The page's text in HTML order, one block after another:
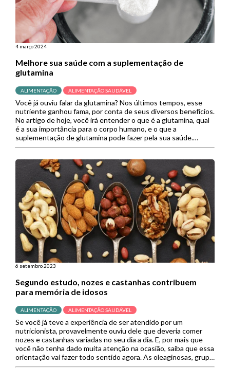
4 março 2024
Melhore sua saúde com a suplementação de
glutamina
ALIMENTAÇÃO ALIMENTAÇÃO SAUDÁVEL
Você já ouviu falar da glutamina? Nos últimos tempos, esse
nutriente ganhou fama, por conta de seus diversos benefícios.
No artigo de hoje, você irá entender o que é a glutamina, qual
é a sua importância para o corpo humano, e o que a
suplementação de glutamina pode fazer pela sua saúde.
Confira! Conteúdo1 O […]
6 setembro 2023
Segundo estudo, nozes e castanhas contribuem
para memória de idosos
ALIMENTAÇÃO ALIMENTAÇÃO SAUDÁVEL
Se você já teve a experiência de ser atendido por um
nutricionista, provavelmente ouviu dele que deveria comer
nozes e castanhas variadas no seu dia a dia. E, por mais que
você não tenha dado muita atenção na ocasião, saiba que essa
orientação vai fazer todo sentido agora. As oleaginosas, grupo
representado por nozes, amêndoas, […]